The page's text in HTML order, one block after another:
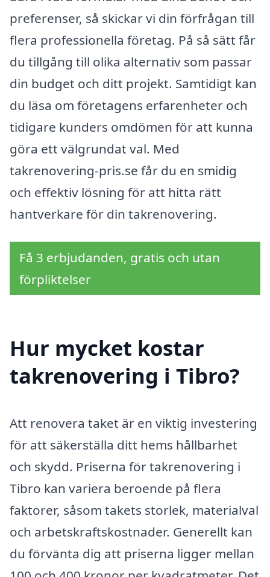
preferenser, så skickar vi din förfrågan till
flera professionella företag. På så sätt får
du tillgång till olika alternativ som passar
din budget och ditt projekt. Samtidigt kan
du läsa om företagens erfarenheter och
tidigare kunders omdömen för att kunna
göra ett välgrundat val. Med
takrenovering-pris.se får du en smidig
och effektiv lösning för att hitta rätt
hantverkare för din takrenovering.
Få 3 erbjudanden, gratis och utan
förpliktelser
Hur mycket kostar
takrenovering i Tibro?
Att renovera taket är en viktig investering
för att säkerställa ditt hems hållbarhet
och skydd. Priserna för takrenovering i
Tibro kan variera beroende på flera
faktorer, såsom takets storlek, materialval
och arbetskraftskostnader. Generellt kan
du förvänta dig att priserna ligger mellan